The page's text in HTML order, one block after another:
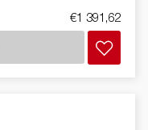
€1 391,62